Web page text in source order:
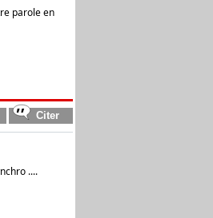
parole en
....